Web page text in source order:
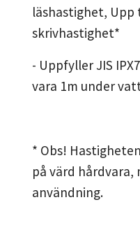
läshastighet, Upp
skrivhastighet*
- Uppfyller JIS
vara 1m under
* Obs!
på värd hårdvara,
användning.